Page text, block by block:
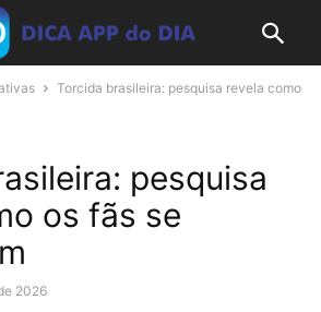
Torcida brasileira: pesquisa revela como
pesquisa
os fãs se
2026